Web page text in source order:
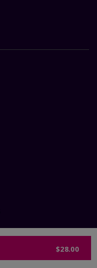
$28.00